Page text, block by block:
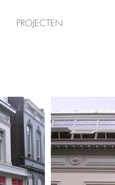
PROJECTEN